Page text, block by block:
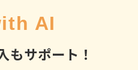
AI
もサポート！